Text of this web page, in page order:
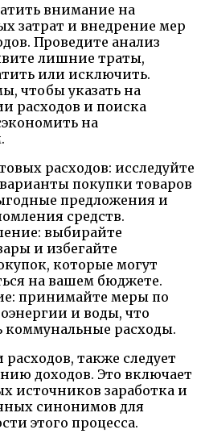
внимание на
затрат и внедрение мер
Проведите анализ
лишние траты,
или исключить.
чтобы указать на
расходов и поиска
на
расходов: исследуйте
покупки товаров
предложения и
средств.
выбирайте
и избегайте
которые могут
на вашем бюджете.
принимайте меры по
и воды, что
коммунальные расходы.
также следует
доходов. Это включает
источников заработка и
синонимов для
этого процесса.